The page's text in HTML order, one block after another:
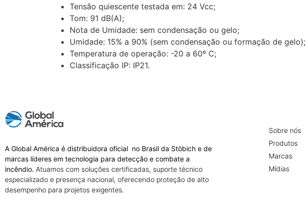
Tensão quiescente testada em: 24 Vcc;
Tom: 91 dB(A);
Nota de Umidade: sem condensação ou gelo;
Umidade: 15% a 90% (sem condensação ou formação de gelo);
Temperatura de operação: -20 a 60º C;
Classificação IP: IP21.
A Global América é distribuidora oficial no Brasil da Stöbich e de
marcas líderes em tecnologia para detecção e combate a
incêndio. Atuamos com soluções certificadas, suporte técnico
especializado e presença nacional, oferecendo proteção de alto
desempenho para projetos exigentes.
Sobre nós
Produtos
Marcas
Mídias